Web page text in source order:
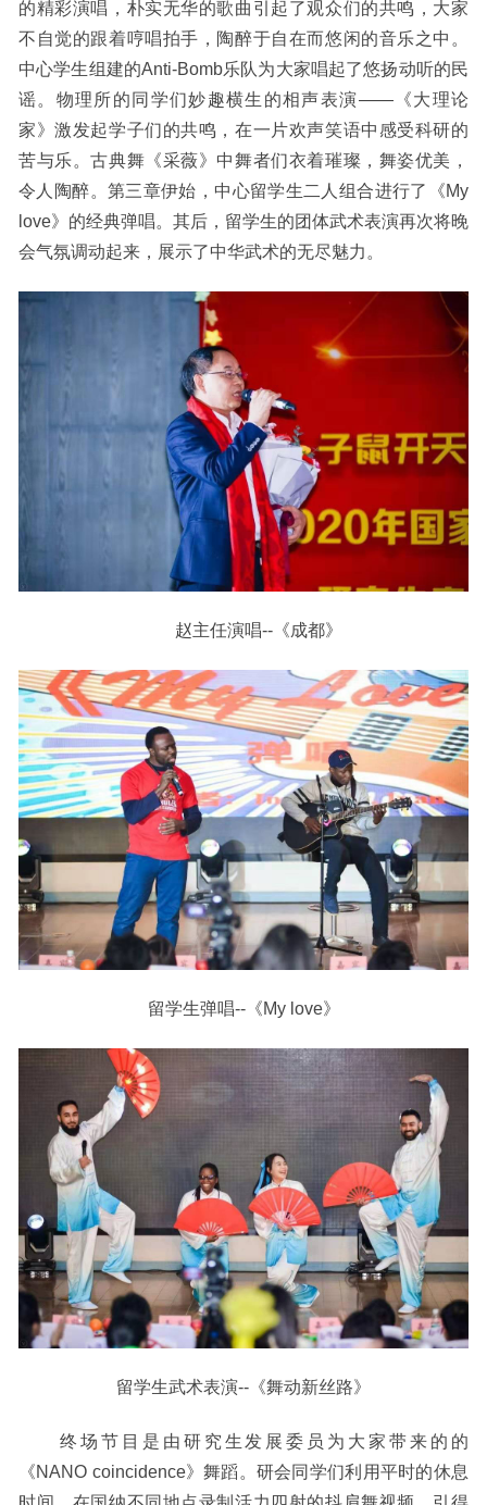
的精彩演唱，朴实无华的歌曲引起了观众们的共鸣，大家
不自觉的跟着哼唱拍手，陶醉于自在而悠闲的音乐之中 。
中心学生组建的Anti-Bomb乐队为大家唱起了悠扬动听的民
谣。物理所的同学们妙趣横生的相声表演——《大理论
家》激发起学子们的共鸣，在一片欢声笑语中感受科研的
苦与乐。古典舞《采薇》中舞者们衣着璀璨，舞姿优美，
令人陶醉。第三章伊始，中心留学生二人组合进行了《My
love》的经典弹唱。其后，留学生的团体武术表演再次将晚
会气氛调动起来，展示了中华武术的无尽魅力。
赵主任演唱--《成都》
留学生弹唱--《My love》
留学生武术表演--《舞动新丝路》
终场节目是由研究生发展委员为大家带来的的
《NANO coincidence》舞蹈。研会同学们利用平时的休息